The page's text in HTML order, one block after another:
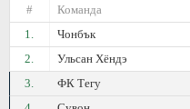
# Команда
1.
Чонбък
2.
Ульсан Хёндэ
3.
ФК Тегу